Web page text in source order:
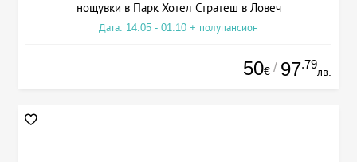
нощувки в Парк Хотел Стратеш в Ловеч
Дата: 14.05 - 01.10 + полупансион
50€ / 97.79
лв.